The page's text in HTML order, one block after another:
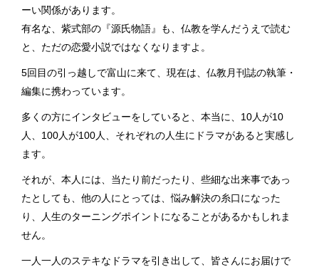
ーい関係があります。
有名な、紫式部の『源氏物語』も、仏教を学んだうえで読む
と、ただの恋愛小説ではなくなりますよ。
5回目の引っ越しで富山に来て、現在は、仏教月刊誌の執筆・
編集に携わっています。
多くの方にインタビューをしていると、本当に、10人が10
人、100人が100人、それぞれの人生にドラマがあると実感し
ます。
それが、本人には、当たり前だったり、些細な出来事であっ
たとしても、他の人にとっては、悩み解決の糸口になった
り、人生のターニングポイントになることがあるかもしれま
せん。
一人一人のステキなドラマを引き出して、皆さんにお届けで